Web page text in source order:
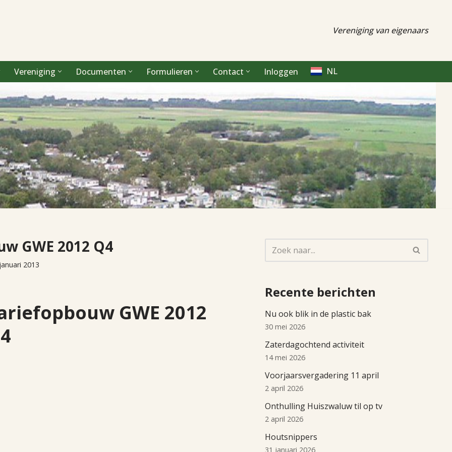
Vereniging van eigenaars
Vereniging Documenten Formulieren Contact Inloggen NL
GWE 2012 Q4
2013
GWE 2012
Recente berichten
Nu ook blik in de plastic bak
30 mei 2026
Zaterdagochtend activiteit
14 mei 2026
Voorjaarsvergadering 11 april
2 april 2026
Onthulling Huiszwaluw til op tv
2 april 2026
Houtsnippers
31 januari 2026